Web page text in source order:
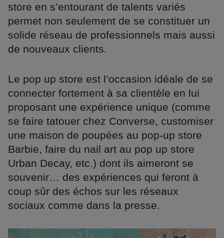
store en s’entourant de talents variés
permet non seulement de se constituer un
solide réseau de professionnels mais aussi
de nouveaux clients.
Le pop up store est l’occasion idéale de se
connecter fortement à sa clientèle en lui
proposant une expérience unique (comme
se faire tatouer chez Converse, customiser
une maison de poupées au pop-up store
Barbie, faire du nail art au pop up store
Urban Decay, etc.) dont ils aimeront se
souvenir… des expériences qui feront à
coup sûr des échos sur les réseaux
sociaux comme dans la presse.